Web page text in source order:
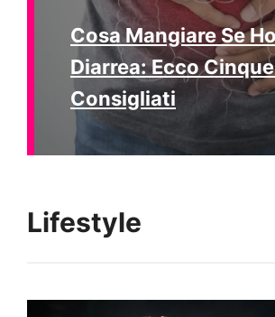
Cosa Mangiare Se
Diarrea: Ecco
Consigliati
Lifestyle